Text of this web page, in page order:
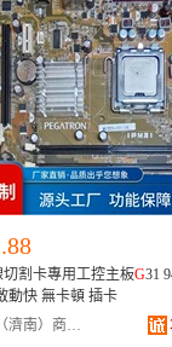
切割卡專用工控主板G31
主板 啟動快 無卡頓 插卡
憲之祺（濟南）商貿有限責任公司